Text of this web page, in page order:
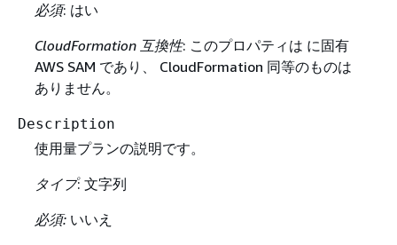
必須: はい
CloudFormation 互換性: このプロパティは に固有
AWS SAM であり、 CloudFormation 同等のものは
ありません。
Description
使用量プランの説明です。
タイプ: 文字列
必須:いいえ